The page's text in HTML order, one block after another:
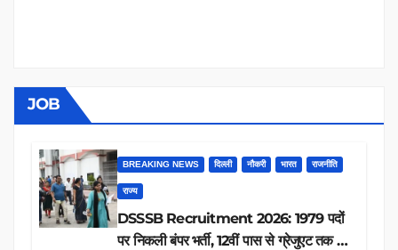
JOB
BREAKING NEWS दिल्ली नौकरी भारत राजनीति
राज्य
DSSSB Recruitment 2026: 1979 पदों
पर निकली बंपर भर्ती, 12वीं पास से ग्रेजुएट तक करें